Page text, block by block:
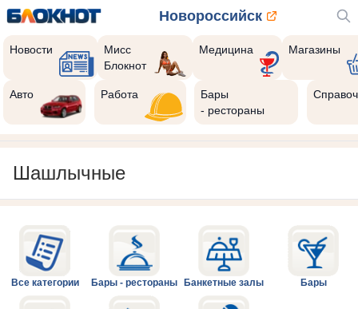
Новороссийск
Новости
Мисс
Блокнот
Медицина Магазины
Авто Работа
Бары
- рестораны
Шашлычные
Все категории Бары - рестораны Банкетные залы Бары